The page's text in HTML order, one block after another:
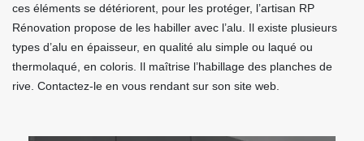
ces éléments se détériorent, pour les protéger, l’artisan RP
Rénovation propose de les habiller avec l’alu. Il existe plusieurs
types d’alu en épaisseur, en qualité alu simple ou laqué ou
thermolaqué, en coloris. Il maîtrise l’habillage des planches de
rive. Contactez-le en vous rendant sur son site web.